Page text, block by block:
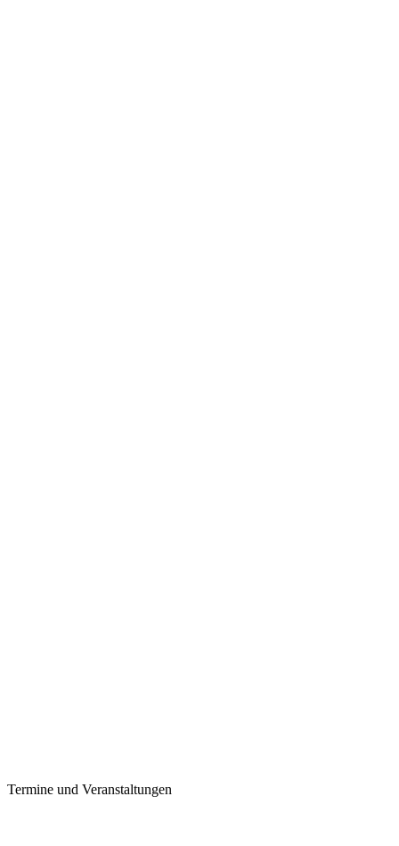
Termine und Veranstaltungen